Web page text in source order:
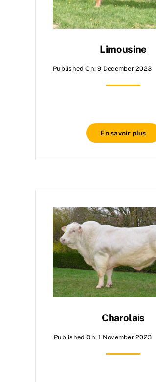
Limousine
Published On: 9 December 2023
En savoir plus
Charolais
Published On: 1 November 2023